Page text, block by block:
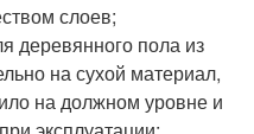
слоев;
деревянного пола из
на сухой материал,
на должном уровне и